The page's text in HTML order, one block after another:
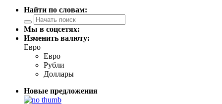
Найти по словам:
Мы в соцсетях:
Изменить валюту:
Евро
Евро
Рубли
Доллары
Новые предложения